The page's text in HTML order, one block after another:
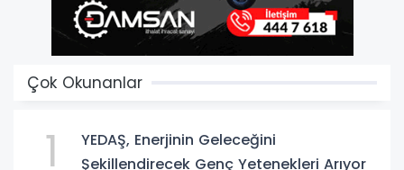
Çok Okunanlar
1
YEDAŞ, Enerjinin Geleceğini
Şekillendirecek Genç Yetenekleri Arıyor